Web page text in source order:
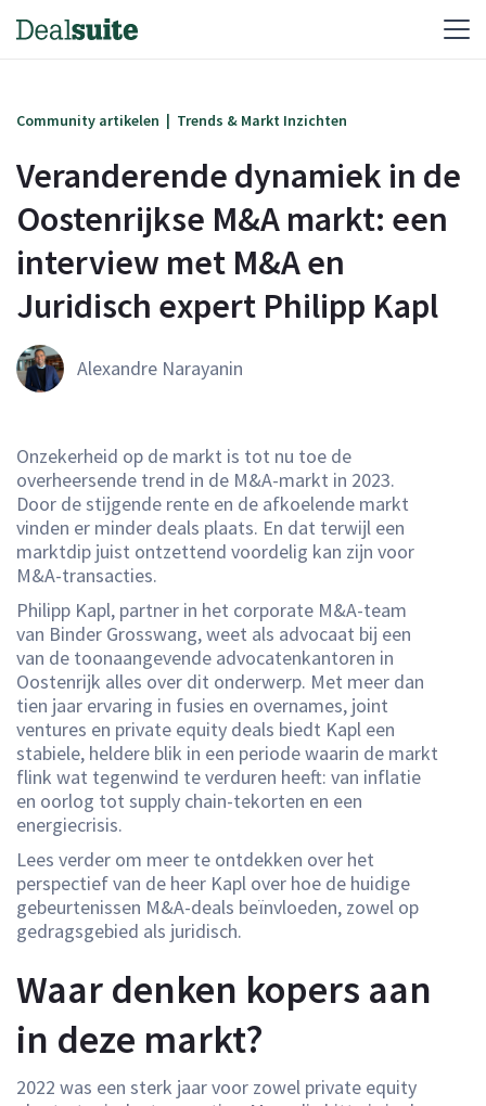
Community artikelen | Trends & Markt Inzichten
Veranderende dynamiek in de
Oostenrijkse M&A markt: een
interview met M&A en
Juridisch expert Philipp Kapl
Alexandre Narayanin
Onzekerheid op de markt is tot nu toe de
overheersende trend in de M&A-markt in 2023.
Door de stijgende rente en de afkoelende markt
vinden er minder deals plaats. En dat terwijl een
marktdip juist ontzettend voordelig kan zijn voor
M&A-transacties.
Philipp Kapl, partner in het corporate M&A-team
van Binder Grosswang, weet als advocaat bij een
van de toonaangevende advocatenkantoren in
Oostenrijk alles over dit onderwerp. Met meer dan
tien jaar ervaring in fusies en overnames, joint
ventures en private equity deals biedt Kapl een
stabiele, heldere blik in een periode waarin de markt
flink wat tegenwind te verduren heeft: van inflatie
en oorlog tot supply chain-tekorten en een
energiecrisis.
Lees verder om meer te ontdekken over het
perspectief van de heer Kapl over hoe de huidige
gebeurtenissen M&A-deals beïnvloeden, zowel op
gedragsgebied als juridisch.
Waar denken kopers aan
in deze markt?
2022 was een sterk jaar voor zowel private equity